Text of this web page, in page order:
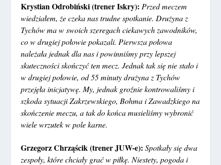
Krystian Odrobiński (trener Iskry):Przed meczem
wiedziałem, że czeka nas trudne spotkanie. Drużyna z
Tychów ma w swoich szeregach ciekawych zawodników,
co w drugiej połowie pokazali. Pierwsza połowa
należała jednak dla nas i powinniśmy przy lepszej
skuteczności skończyć ten mecz. Jednak tak się nie stało i
w drugiej połowie, od 55 minuty drużyna z Tychów
przejęła inicjatywę. My, jednak groźnie kontrowaliśmy i
szkoda sytuacji Zakrzewskiego, Bohma i Zawadzkiego na
skończenie meczu, a tak do końca musieliśmy wybronić
wiele wrzutek w pole karne.
Grzegorz Chrząścik (trener JUW-e):Spotkały się dwa
zespoły, które chciały grać w piłkę. Niestety, pogoda i